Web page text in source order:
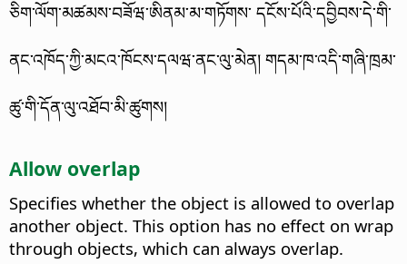
ཅིག་ལོག་མཚམས་བཟོཝ་ཨིནམ་མ་གཏོགས་ དངོས་པོའི་དབྱིབས་དེ་གི་
ནང་འཁོད་ཀྱི་མངའ་ཁོངས་དལཝ་ནང་ལུ་མེན། གདམ་ཁ་འདི་གཞི་ཁྲམ་
ཚུ་གི་དོན་ལུ་འཐོབ་མི་ཚུགས།
Allow overlap
Specifies whether the object is allowed to overlap
another object. This option has no effect on wrap
through objects, which can always overlap.